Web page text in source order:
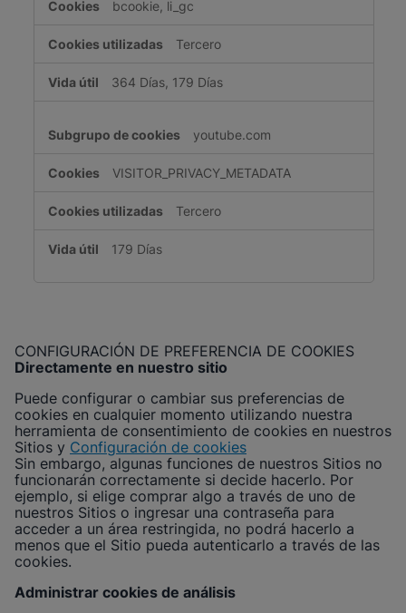
sociales
bcookie, li_gc
Tercero
364 Días, 179 Días
youtube.com
VISITOR_PRIVACY_METADATA
Tercero
179 Días
CONFIGURACIÓN DE PREFERENCIA DE COOKIES
Directamente en nuestro sitio
Puede configurar o cambiar sus preferencias de
cookies en cualquier momento utilizando nuestra
herramienta de consentimiento de cookies en nuestros
Sitios y Configuración de cookies
Sin embargo, algunas funciones de nuestros Sitios no
funcionarán correctamente si decide hacerlo. Por
ejemplo, si elige comprar algo a través de uno de
nuestros Sitios o ingresar una contraseña para
acceder a un área restringida, no podrá hacerlo a
menos que el Sitio pueda autenticarlo a través de las
cookies.
Administrar cookies de análisis